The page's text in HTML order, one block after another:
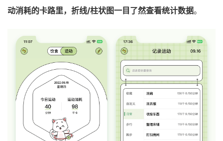
动消耗的卡路里，折线/柱状图一目了然查看统计数据。